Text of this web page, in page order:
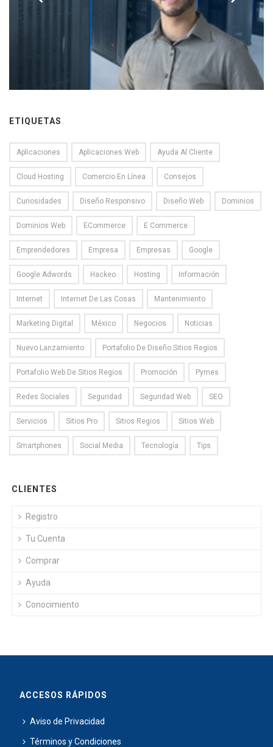
ETIQUETAS
Aplicaciones Aplicaciones Web Ayuda Al Cliente
Cloud Hosting Comercio En Línea Consejos
Curiosidades Diseño Responsivo Diseño Web Dominios
Dominios Web ECommerce E Commerce
Emprendedores Empresa Empresas Google
Google Adwords Hackeo Hosting Información
Internet Internet De Las Cosas Mantenimiento
Marketing Digital México Negocios Noticias
Nuevo Lanzamiento Portafolio De Diseño Sitios Regios
Portafolio Web De Sitios Regios Promoción Pymes
Redes Sociales Seguridad Seguridad Web SEO
Servicios Sitios Pro Sitios Regios Sitios Web
Smartphones Social Media Tecnología Tips
CLIENTES
Registro
Tu Cuenta
Comprar
Ayuda
Conocimiento
ACCESOS RÁPIDOS
Aviso de Privacidad
Términos y Condiciones